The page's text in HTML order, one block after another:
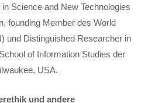
Science and New Technologies
founding Member des World
und Distinguished Researcher in
of Information Studies der
USA.
und andere